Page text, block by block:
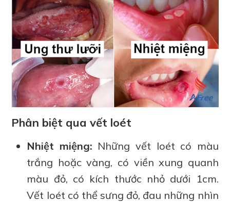
Phân biệt qua vết loét
Nhiệt miệng: Những vết loét có màu
trắng hoặc vàng, có viền xung quanh
màu đỏ, có kích thước nhỏ dưới 1cm.
Vết loét có thể sưng đỏ, đau những nhìn